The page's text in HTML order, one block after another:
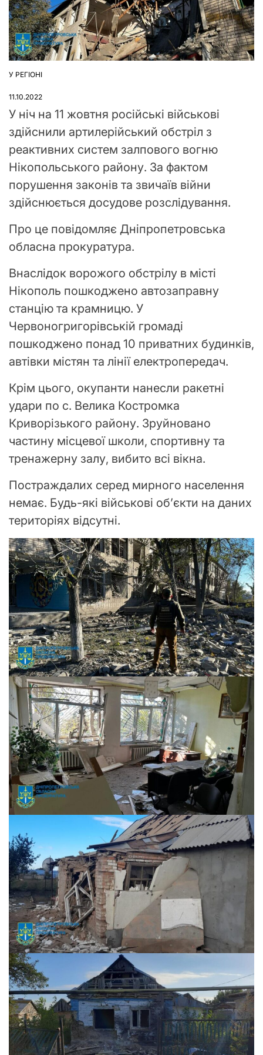
ОПУБЛІКУВАТИ
У РЕГІОНІ
11.10.2022
У ніч на 11 жовтня російські військові
здійснили артилерійський обстріл з
реактивних систем залпового вогню
Нікопольського району. За фактом
порушення законів та звичаїв війни
здійснюється досудове розслідування.
Про це повідомляє Дніпропетровська
обласна прокуратура.
Внаслідок ворожого обстрілу в місті
Нікополь пошкоджено автозаправну
станцію та крамницю. У
Червоногригорівській громаді
пошкоджено понад 10 приватних будинків,
автівки містян та лінії електропередач.
Крім цього, окупанти нанесли ракетні
удари по с. Велика Костромка
Криворізького району. Зруйновано
частину місцевої школи, спортивну та
тренажерну залу, вибито всі вікна.
Постраждалих серед мирного населення
немає. Будь-які військові об’єкти на даних
територіях відсутні.